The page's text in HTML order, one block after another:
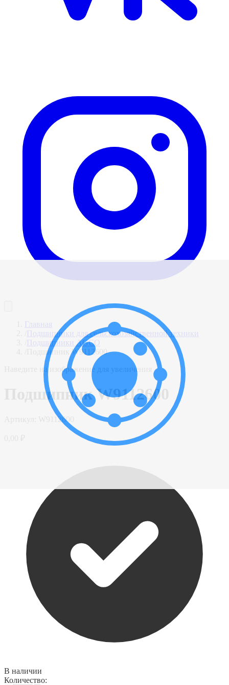
Главная
Подшипники для сельскохозяйственной техники
Подшипники AGCO
Подшипник W9112600
Наведите на изображение для увеличения
Подшипник W9112600
W9112600
В наличии
Количество: